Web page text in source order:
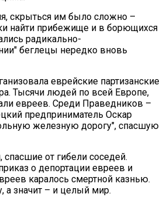
скрыться им было сложно –
найти прибежище и в борющихся
радикально-
беглецы нередко вновь
еврейские партизанские
Тысячи людей по всей Европе,
евреев. Среди Праведников –
предприниматель Оскар
железную дорогу", спасшую
от гибели соседей.
о депортации евреев и
каралось смертной казнью.
а значит – и целый мир.